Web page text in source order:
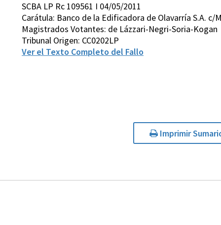
SCBA LP Rc 109561 I 04/05/2011
Carátula: Banco de la Edificadora de Olavarría S.A.
Magistrados Votantes: de Lázzari-Negri-Soria-Kogan
Tribunal Origen: CC0202LP
Ver el Texto Completo del Fallo
Imprimir